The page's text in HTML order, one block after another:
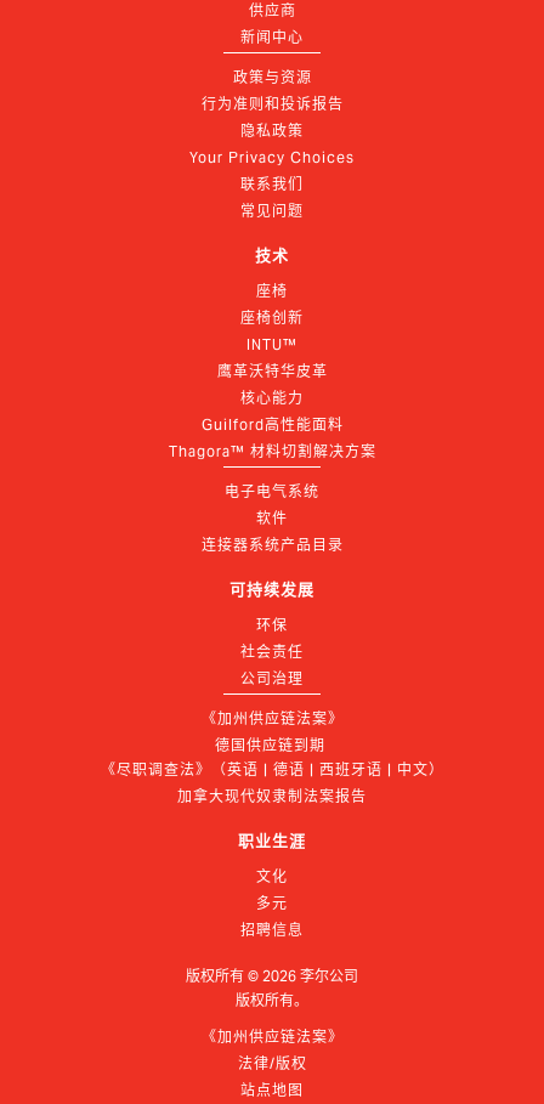
供应商
新闻中心
政策与资源
行为准则和投诉报告
隐私政策
Your Privacy Choices
联系我们
常见问题
技术
座椅
座椅创新
INTU™
鹰革沃特华皮革
核心能力
Guilford高性能面料
Thagora™ 材料切割解决方案
电子电气系统
软件
连接器系统产品目录
可持续发展
环保
社会责任
公司治理
《加州供应链法案》
德国供应链到期
《尽职调查法》（英语 | 德语 | 西班牙语 | 中文）
加拿大现代奴隶制法案报告
职业生涯
文化
多元
招聘信息
版权所有 © 2026 李尔公司
版权所有。
《加州供应链法案》
法律/版权
站点地图